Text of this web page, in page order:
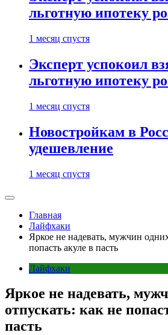
льготную ипотеку
1 месяц спустя
Эксперт успокоил
льготную ипотеку
1 месяц спустя
Новостройкам в
удешевление
1 месяц спустя
Главная
Лайфхаки
Яркое не надевать, мужчин
попасть акуле в пасть
Лайфхаки
Яркое не надевать,
отпускать: как не
пасть